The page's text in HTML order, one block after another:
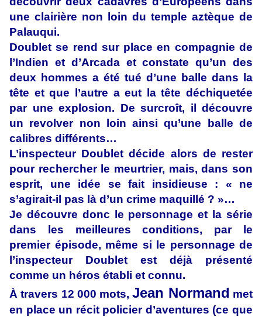
une clairière non loin du temple aztèque de
Palauqui.
Doublet se rend sur place en compagnie de
l’Indien et d’Arcada et constate qu’un des
deux hommes a été tué d’une balle dans la
tête et que l’autre a eut la tête déchiquetée
par une explosion. De surcroît, il découvre
un revolver non loin ainsi qu’une balle de
calibres différents…
L’inspecteur Doublet décide alors de rester
pour rechercher le meurtrier, mais, dans son
esprit, une idée se fait insidieuse : « ne
s’agirait-il pas là d’un crime maquillé ? »…
Je découvre donc le personnage et la série
dans les meilleures conditions, par le
premier épisode, même si le personnage de
l’inspecteur Doublet est déjà présenté
comme un héros établi et connu.
À travers 12 000 mots,Jean Normand met
en place un récit policier d’aventures (ce que